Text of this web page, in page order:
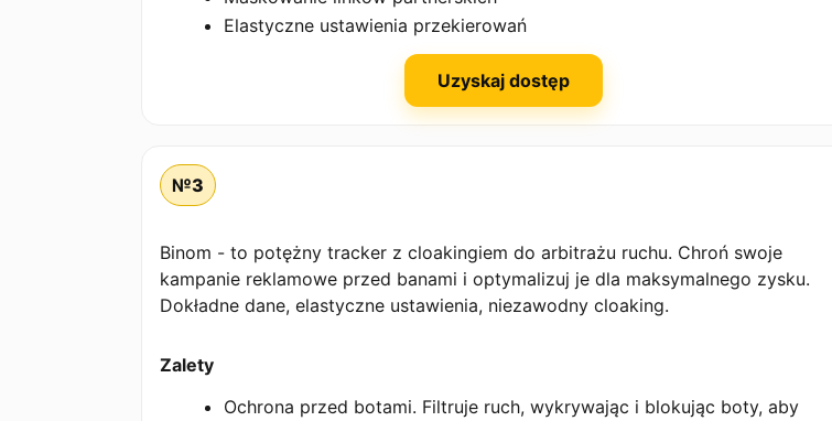
Elastyczne ustawienia przekierowań
Uzyskaj dostęp
№3
Binom - to potężny tracker z cloakingiem do arbitrażu ruchu. Chroń swoje
kampanie reklamowe przed banami i optymalizuj je dla maksymalnego zysku.
Dokładne dane, elastyczne ustawienia, niezawodny cloaking.
Zalety
Ochrona przed botami. Filtruje ruch, wykrywając i blokując boty, aby